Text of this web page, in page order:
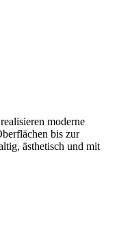
moderne
bis zur
ästhetisch und mit